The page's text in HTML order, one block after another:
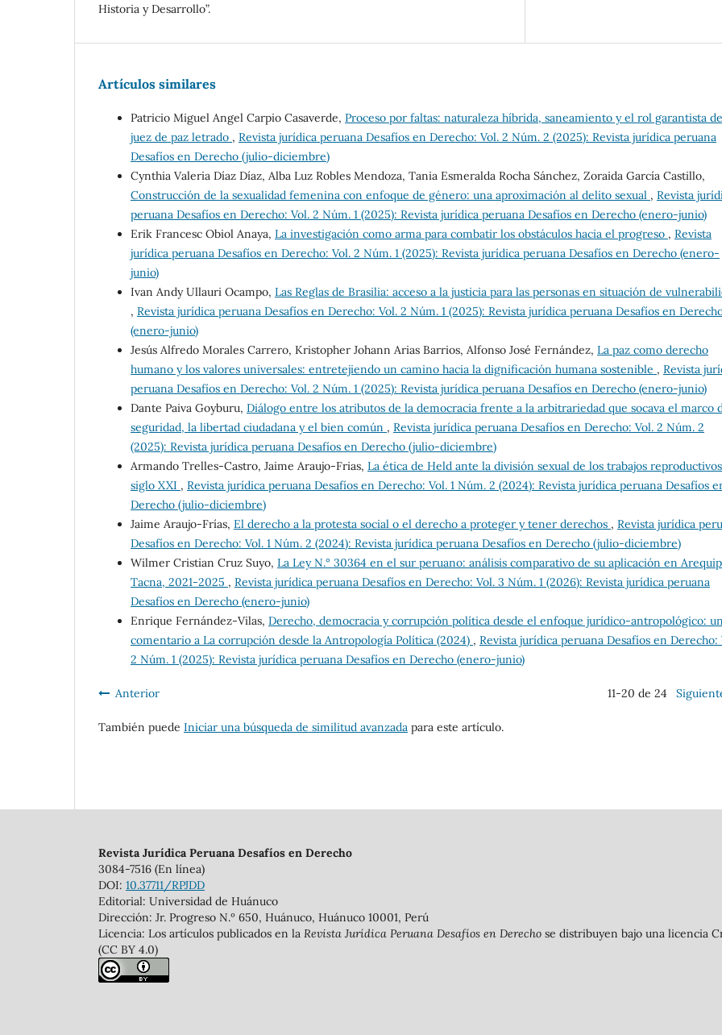
Historia y Desarrollo”.
Artículos similares
Patricio Miguel Angel Carpio Casaverde, Proceso por faltas: naturaleza híbrida, saneamiento y el rol garantista
juez de paz letrado , Revista jurídica peruana Desafíos en Derecho: Vol. 2 Núm. 2 (2025): Revista jurídica peruana
Desafíos en Derecho (julio-diciembre)
Cynthia Valeria Díaz Díaz, Alba Luz Robles Mendoza, Tania Esmeralda Rocha Sánchez, Zoraida García Castillo,
Construcción de la sexualidad femenina con enfoque de género: una aproximación al delito sexual , Revista
peruana Desafíos en Derecho: Vol. 2 Núm. 1 (2025): Revista jurídica peruana Desafíos en Derecho (enero-junio)
Erik Francesc Obiol Anaya, La investigación como arma para combatir los obstáculos hacia el progreso , Revista
jurídica peruana Desafíos en Derecho: Vol. 2 Núm. 1 (2025): Revista jurídica peruana Desafíos en Derecho (enero-
junio)
Ivan Andy Ullauri Ocampo, Las Reglas de Brasilia: acceso a la justicia para las personas en situación de
, Revista jurídica peruana Desafíos en Derecho: Vol. 2 Núm. 1 (2025): Revista jurídica peruana Desafíos en
(enero-junio)
Jesús Alfredo Morales Carrero, Kristopher Johann Arias Barrios, Alfonso José Fernández, La paz como derecho
humano y los valores universales: entretejiendo un camino hacia la dignificación humana sostenible , Revista
peruana Desafíos en Derecho: Vol. 2 Núm. 1 (2025): Revista jurídica peruana Desafíos en Derecho (enero-junio)
Dante Paiva Goyburu, Diálogo entre los atributos de la democracia frente a la arbitrariedad que socava el marco
seguridad, la libertad ciudadana y el bien común , Revista jurídica peruana Desafíos en Derecho: Vol. 2 Núm. 2
(2025): Revista jurídica peruana Desafíos en Derecho (julio-diciembre)
Armando Trelles-Castro, Jaime Araujo-Frias, La ética de Held ante la división sexual de los trabajos
siglo XXI , Revista jurídica peruana Desafíos en Derecho: Vol. 1 Núm. 2 (2024): Revista jurídica peruana Desafíos
Derecho (julio-diciembre)
Jaime Araujo-Frías, El derecho a la protesta social o el derecho a proteger y tener derechos , Revista jurídica
Desafíos en Derecho: Vol. 1 Núm. 2 (2024): Revista jurídica peruana Desafíos en Derecho (julio-diciembre)
Wilmer Cristian Cruz Suyo, La Ley N.° 30364 en el sur peruano: análisis comparativo de su aplicación en
Tacna, 2021-2025 , Revista jurídica peruana Desafíos en Derecho: Vol. 3 Núm. 1 (2026): Revista jurídica peruana
Desafíos en Derecho (enero-junio)
Enrique Fernández-Vilas, Derecho, democracia y corrupción política desde el enfoque jurídico-antropológico: un
comentario a La corrupción desde la Antropología Política (2024) , Revista jurídica peruana Desafíos en Derecho:
2 Núm. 1 (2025): Revista jurídica peruana Desafíos en Derecho (enero-junio)
Anterior 11-20 de 24
También puede Iniciar una búsqueda de similitud avanzada para este artículo.
Revista Jurídica Peruana Desafíos en Derecho
3084-7516 (En línea)
DOI: 10.37711/RPJDD
Editorial: Universidad de Huánuco
Dirección: Jr. Progreso N.º 650, Huánuco, Huánuco 10001, Perú
Licencia: Los artículos publicados en la Revista Jurídica Peruana Desafíos en Derecho se distribuyen bajo una licencia
(CC BY 4.0)